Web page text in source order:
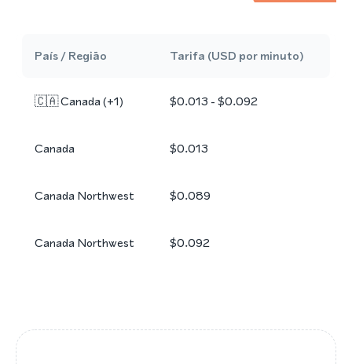
País / Região Tarifa (USD por minuto)
🇨🇦Canada(+1) $0.013 - $0.092
Canada $0.013
Canada Northwest $0.089
Canada Northwest $0.092